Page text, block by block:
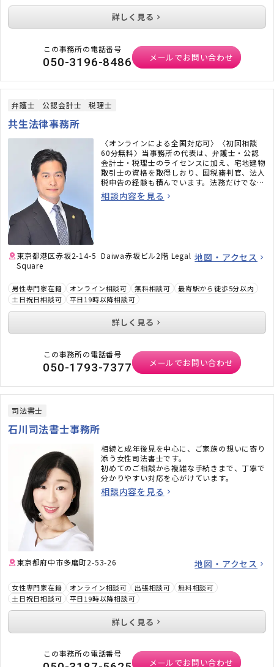
詳しく見る
この事務所の電話番号
050-3196-8486 メールでお問い合わせ
弁護士 公認会計士 税理士
共生法律事務所
〈オンラインによる全国対応可〉〈初回相談
60分無料〉当事務所の代表は、弁護士・公認
会計士・税理士のライセンスに加え、宅地建物
取引士の資格を取得しおり、国税審判官、法人
税申告の経験も積んでいます。法務だけでな
く、税務のことまで考えた包括的なサポートを
ご提供いたします。不動産・相続でお困りの
相談内容を見る
東京都港区赤坂2-14-5 Daiwa赤坂ビル2階 Legal
Square
地図・アクセス
男性専門家在籍 オンライン相談可 無料相談可
最寄駅から徒歩5分以内
土日祝日相談可
平日19時以降相談可
詳しく見る
この事務所の電話番号
050-1793-7377 メールでお問い合わせ
司法書士
石川司法書士事務所
相続と成年後見を中心に、ご家族の想いに寄り
添う女性司法書士です。
初めてのご相談から複雑な手続きまで、丁寧で
分かりやすい対応を心がけています。
相談内容を見る
東京都府中市多磨町2-53-26 地図・アクセス
女性専門家在籍 オンライン相談可 出張相談可
無料相談可
土日祝日相談可
平日19時以降相談可
詳しく見る
この事務所の電話番号
メールでお問い合わせ